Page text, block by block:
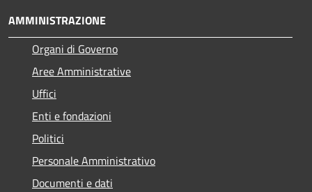
AMMINISTRAZIONE
Organi di Governo
Aree Amministrative
Uffici
Enti e fondazioni
Politici
Personale Amministrativo
Documenti e dati